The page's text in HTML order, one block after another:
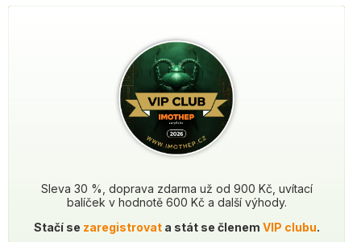
Sleva 30 %, doprava zdarma už od 900 Kč, uvítací
balíček v hodnotě 600 Kč a další výhody.
Stačí se zaregistrovata stát se členem VIP clubu.